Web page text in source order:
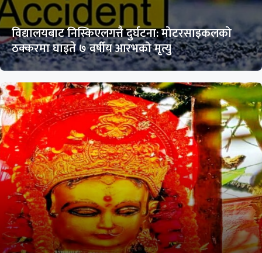
विद्यालयबाट निस्किएलगत्तै दुर्घटना: मोटरसाइकलको
ठक्करमा घाइते ७ वर्षीय आरभको मृत्यु